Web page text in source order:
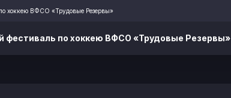
хоккею ВФСО «Трудовые Резервы»
фестиваль по хоккею ВФСО «Трудовые Резервы»